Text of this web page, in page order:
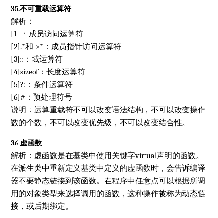
35.不可重载运算符
解析：
[1].：成员访问运算符
[2].*和->*：成员指针访问运算符
[3]::：域运算符
[4]sizeof：长度运算符
[5]?:：条件运算符
[6]#：预处理符号
说明：运算重载符不可以改变语法结构，不可以改变操作
数的个数，不可以改变优先级，不可以改变结合性。
36.虚函数
解析：虚函数是在基类中使用关键字virtual声明的函数。
在派生类中重新定义基类中定义的虚函数时，会告诉编译
器不要静态链接到该函数。在程序中任意点可以根据所调
用的对象类型来选择调用的函数，这种操作被称为动态链
接，或后期绑定。